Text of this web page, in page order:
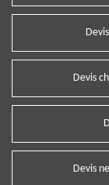
Devis
Devis